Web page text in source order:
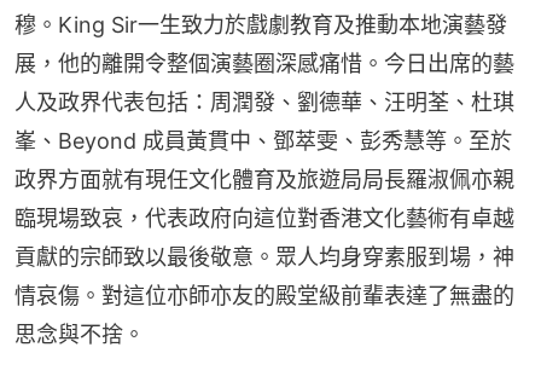
穆。King Sir一生致力於戲劇教育及推動本地演藝發
展，他的離開令整個演藝圈深感痛惜。今日出席的藝
人及政界代表包括：周潤發、劉德華、汪明荃、杜琪
峯、Beyond 成員黃貫中、鄧萃雯、彭秀慧等。至於
政界方面就有現任文化體育及旅遊局局長羅淑佩亦親
臨現場致哀，代表政府向這位對香港文化藝術有卓越
貢獻的宗師致以最後敬意。眾人均身穿素服到場，神
情哀傷。對這位亦師亦友的殿堂級前輩表達了無盡的
思念與不捨。